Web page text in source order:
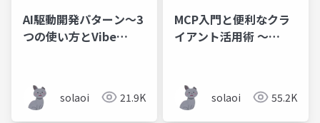
AI駆動開発パターン～3
つの使い方とVibe
solaoi 21.9K
MCP入門と便利なクラ
イアント活用術 〜
solaoi 55.2K